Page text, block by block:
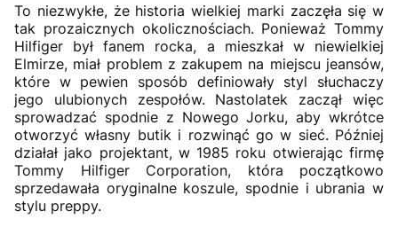
To niezwykłe, że historia wielkiej marki zaczęła się w
tak prozaicznych okolicznościach. Ponieważ Tommy
Hilfiger był fanem rocka, a mieszkał w niewielkiej
Elmirze, miał problem z zakupem na miejscu jeansów,
które w pewien sposób definiowały styl słuchaczy
jego ulubionych zespołów. Nastolatek zaczął więc
sprowadzać spodnie z Nowego Jorku, aby wkrótce
otworzyć własny butik i rozwinąć go w sieć. Później
działał jako projektant, w 1985 roku otwierając firmę
Tommy Hilfiger Corporation, która początkowo
sprzedawała oryginalne koszule, spodnie i ubrania w
stylu preppy.